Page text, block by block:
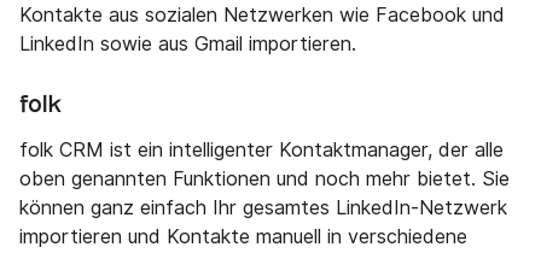
Kontakte aus sozialen Netzwerken wie Facebook und
LinkedIn sowie aus Gmail importieren.
folk
folk CRM ist ein intelligenter Kontaktmanager, der alle
oben genannten Funktionen und noch mehr bietet. Sie
können ganz einfach Ihr gesamtes LinkedIn-Netzwerk
importieren und Kontakte manuell in verschiedene